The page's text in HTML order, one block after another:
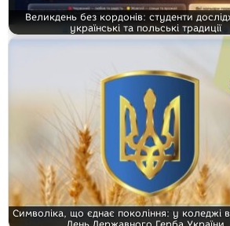
Великдень без кордонів: студенти
українські та польські традиції
Символіка, що єднає покоління: у коледжі